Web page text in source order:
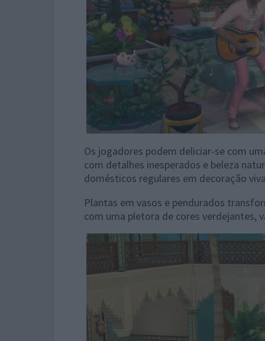
Os jogadores podem deliciar-se com
com detalhes inesperados e beleza
domésticos regulares em decoração
Plantas em vasos e pendurados
com uma pletora de cores verdejantes,